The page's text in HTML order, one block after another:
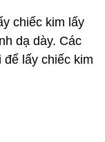
chiếc kim lấy
dạ dày. Các
để lấy chiếc kim